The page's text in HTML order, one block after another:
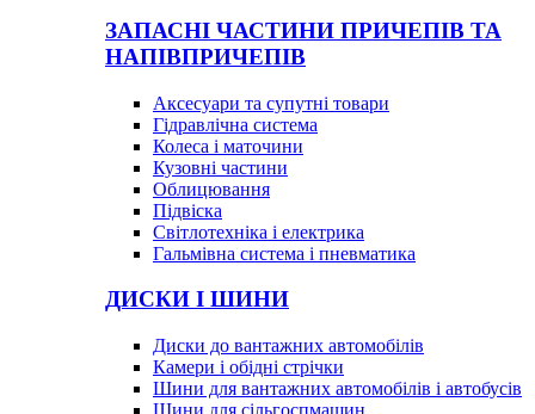
ЗАПАСНІ ЧАСТИНИ ПРИЧЕПІВ ТА
НАПІВПРИЧЕПІВ
Аксесуари та супутні товари
Гідравлічна система
Колеса і маточини
Кузовні частини
Облицювання
Підвіска
Світлотехніка і електрика
Гальмівна система і пневматика
ДИСКИ І ШИНИ
Диски до вантажних автомобілів
Камери і обідні стрічки
Шини для вантажних автомобілів і автобусів
Шини для сільгоспмашин